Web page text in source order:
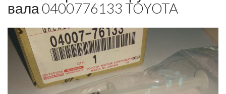
вала 0400776133 TOYOTA